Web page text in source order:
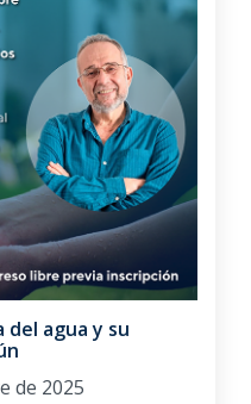
del agua y su
de 2025